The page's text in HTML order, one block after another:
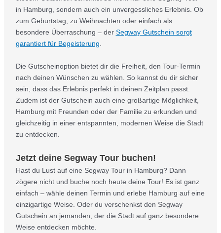
in Hamburg, sondern auch ein unvergessliches Erlebnis. Ob
zum Geburtstag, zu Weihnachten oder einfach als
besondere Überraschung – der Segway Gutschein sorgt
garantiert für Begeisterung.
Die Gutscheinoption bietet dir die Freiheit, den Tour-Termin
nach deinen Wünschen zu wählen. So kannst du dir sicher
sein, dass das Erlebnis perfekt in deinen Zeitplan passt.
Zudem ist der Gutschein auch eine großartige Möglichkeit,
Hamburg mit Freunden oder der Familie zu erkunden und
gleichzeitig in einer entspannten, modernen Weise die Stadt
zu entdecken.
Jetzt deine Segway Tour buchen!
Hast du Lust auf eine Segway Tour in Hamburg? Dann
zögere nicht und buche noch heute deine Tour! Es ist ganz
einfach – wähle deinen Termin und erlebe Hamburg auf eine
einzigartige Weise. Oder du verschenkst den Segway
Gutschein an jemanden, der die Stadt auf ganz besondere
Weise entdecken möchte.